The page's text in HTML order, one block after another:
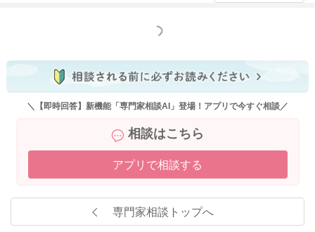
もっと見る
＼【即時回答】新機能「専門家相談AI」登場！アプリで今すぐ相談／
相談はこちら
アプリで相談する
専門家相談トップへ